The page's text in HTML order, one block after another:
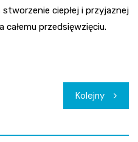
stworzenie ciepłej i przyjaznej
przedsięwzięciu.
Kolejny